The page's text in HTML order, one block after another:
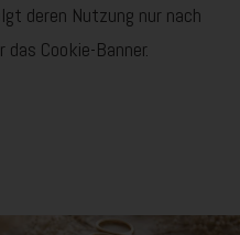
deren Nutzung nur nach
Cookie-Banner.